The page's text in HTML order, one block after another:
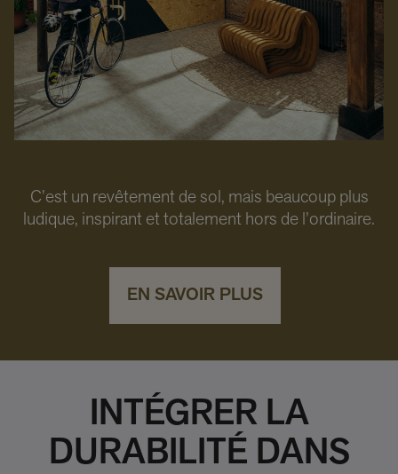
C’est un revêtement de sol, mais beaucoup plus
ludique, inspirant et totalement hors de l’ordinaire.
EN SAVOIR PLUS
INTÉGRER LA
DURABILITÉ DANS